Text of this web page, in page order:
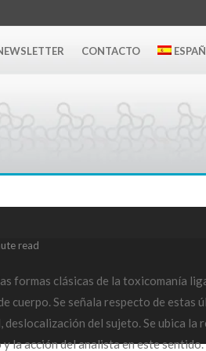
CONTACTO
read
formas clásicas de la toxicomanía
Se señala respecto de estas
del sujeto. Se ubica la
la acción del analista en este sentido.